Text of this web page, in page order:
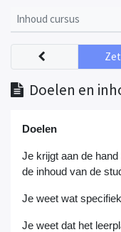
Inhoud cursus
Doelen en
Doelen
Je krijgt aan de
de inhoud van de
Je weet wat
Je weet dat het